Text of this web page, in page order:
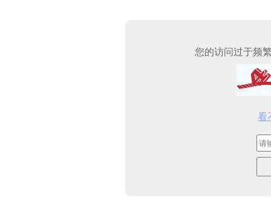
您的访问过于频
看